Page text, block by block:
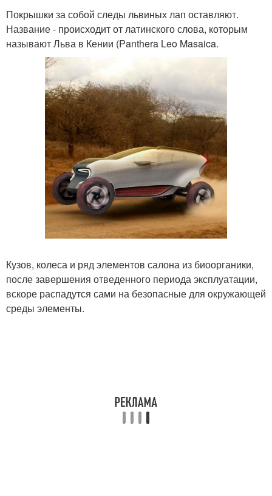
Покрышки за собой следы львиных лап оставляют.
Название - происходит от латинского слова, которым
называют Льва в Кении (Panthera Leo Masaica.
Кузов, колеса и ряд элементов салона из биоорганики,
после завершения отведенного периода эксплуатации,
вскоре распадутся сами на безопасные для окружающей
среды элементы.